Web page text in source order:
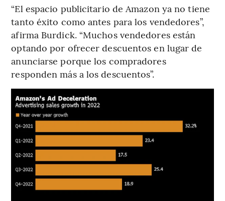
“El espacio publicitario de Amazon ya no tiene
tanto éxito como antes para los vendedores”,
afirma Burdick. “Muchos vendedores están
optando por ofrecer descuentos en lugar de
anunciarse porque los compradores
responden más a los descuentos”.